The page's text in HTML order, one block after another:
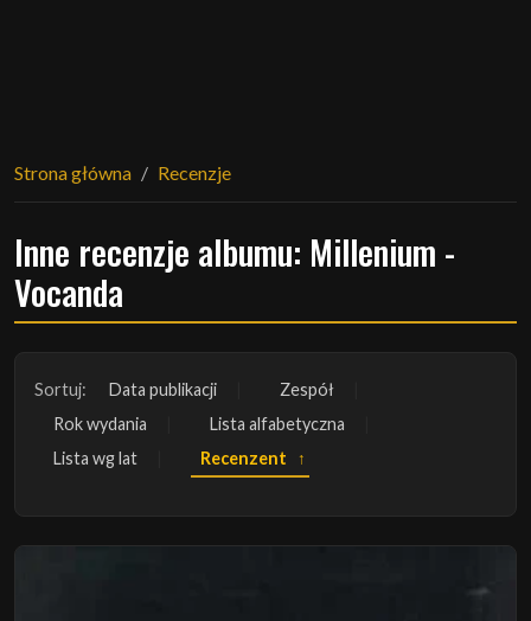
Strona główna Recenzje
Inne recenzje albumu: Millenium -
Vocanda
Sortuj: Data publikacji
Zespół
Rok wydania
Lista alfabetyczna
Lista wg lat
Recenzent